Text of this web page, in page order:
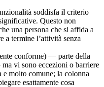
soddisfa il criterio
Questo non
una persona che si affida a
a termine l’attività senza
conforme) — parte della
vi sono eccezioni o barriere
e molto comune; la colonna
esattamente cosa